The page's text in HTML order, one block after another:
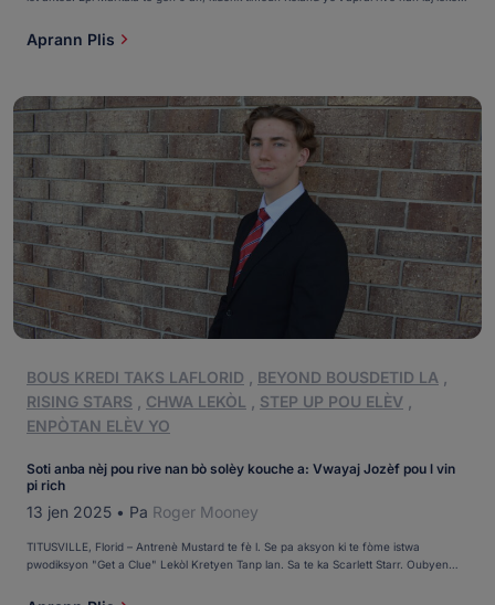
lekòl prive, men nou pa t gen lajan,” Marlena te di. Men te gen espwa. Ane a te […]
Aprann Plis
BOUS KREDI TAKS LAFLORID BEYOND BOUSDETID LA
RISING STARS
CHWA LEKÒL STEP UP POU ELÈV
ENPÒTAN ELÈV YO
Soti anba nèj pou rive nan bò solèy kouche a: Vwayaj Jozèf pou l vin
pi rich
13 jen 2025 • Pa Roger Mooney
TITUSVILLE, Florid – Antrenè Mustard te fè l. Se pa aksyon ki te fòme istwa
pwodiksyon "Get a Clue" Lekòl Kretyen Tanp lan. Sa te ka Scarlett Starr. Oubyen
a. Men te gen yon lòt bagay ki t ap pase ak Antrenè a, epi li […]